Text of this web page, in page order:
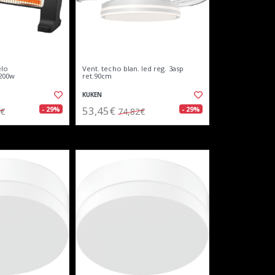
- 29%
Vent. techo blan. led reg. 3asp
ret.90cm
KUKEN
53,45€ 74,82€ - 29%